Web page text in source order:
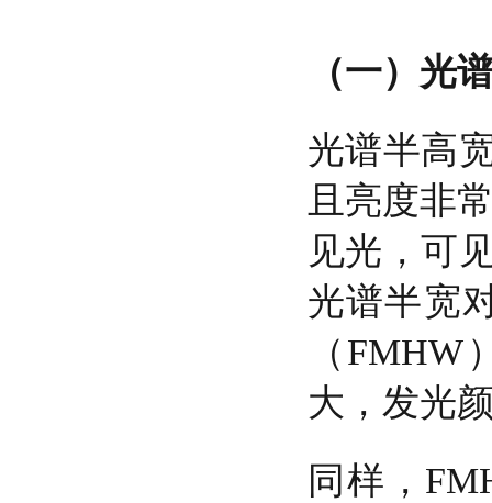
（一）光
光谱半高
且亮度非
见光，可
光谱半宽
（
大，发光
同样，